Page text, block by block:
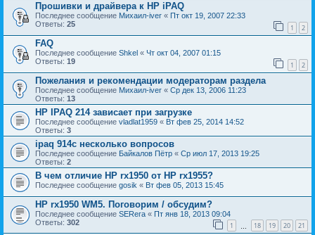
Прошивки и драйвера к НР iPAQ
Последнее сообщение Михаил-iver « Пт окт 19, 2007 22:33
Ответы: 25 1 2
FAQ
Последнее сообщение Shkel « Чт окт 04, 2007 01:15
Ответы: 19 1 2
Пожелания и рекомендации модераторам раздела
Последнее сообщение Михаил-iver « Ср дек 13, 2006 11:23
Ответы: 13
HP IPAQ 214 зависает при загрузке
Последнее сообщение vladlat1959 « Вт фев 25, 2014 14:52
Ответы: 3
ipaq 914c несколько вопросов
Последнее сообщение Байкалов Пётр « Ср июл 17, 2013 19:25
Ответы: 2
В чем отличие HP rx1950 от HP rx1955?
Последнее сообщение gosik « Вт фев 05, 2013 15:45
HP rx1950 WM5. Поговорим / обсудим?
Последнее сообщение SERега « Пт янв 18, 2013 09:04
Ответы: 302 1 18 19 20 21